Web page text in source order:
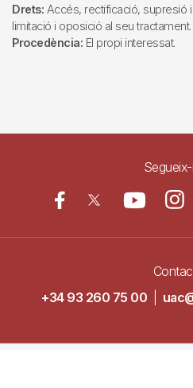
Drets: Accés, rectificació, supresió
limitació i oposició al seu tractament.
Procedència: El propi interessat.
+34 93 260 75 00